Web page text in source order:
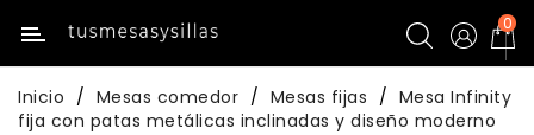
Categoría
Inicio
0
Inicio Mesas comedor Mesas fijas
Mesa Infinity
fija con patas metálicas inclinadas y diseño moderno